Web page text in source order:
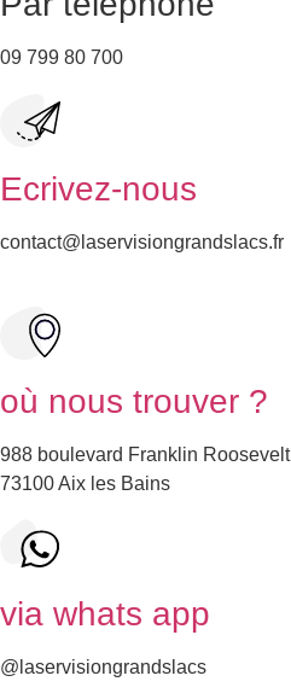
09 799 80 700
Ecrivez-nous
contact@laservisiongrandslacs.fr
où nous trouver ?
988 boulevard Franklin Roosevelt
73100 Aix les Bains
via whats app
@laservisiongrandslacs